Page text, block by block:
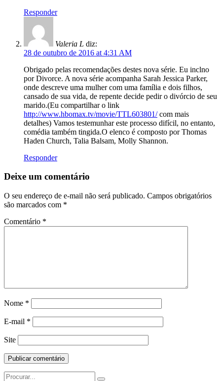
Responder
Valeria L diz:
28 de outubro de 2016 at 4:31 AM
Obrigado pelas recomendações destes nova série. Eu inclno
por Divorce. A nova série acompanha Sarah Jessica Parker,
onde descreve uma mulher com uma família e dois filhos,
cansado de sua vida, de repente decide pedir o divórcio de seu
marido.(Eu compartilhar o link
http://www.hbomax.tv/movie/TTL603801/com mais
detalhes) Vamos testemunhar este processo difícil, no entanto,
comédia também tingida.O elenco é composto por Thomas
Haden Church, Talia Balsam, Molly Shannon.
Responder
Deixe um comentário
O seu endereço de e-mail não será publicado. Campos obrigatórios
são marcados com *
Comentário *
Nome *
E-mail *
Site
Search